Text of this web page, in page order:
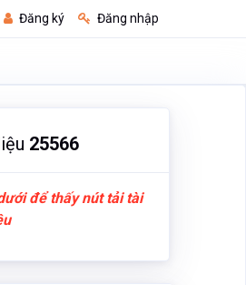
Đăng ký Đăng nhập
25566
để thấy nút tải tài